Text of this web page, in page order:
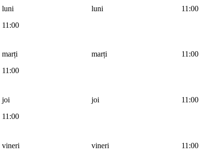
luni
11:00
luni 11:00
marți
11:00
marți 11:00
joi
11:00
joi 11:00
vineri
vineri 11:00